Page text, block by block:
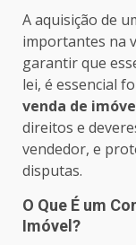
A aquisição de
importantes na
garantir que
lei, é essencial
venda de
direitos e
vendedor, e
disputas.
O Que É um
Imóvel?